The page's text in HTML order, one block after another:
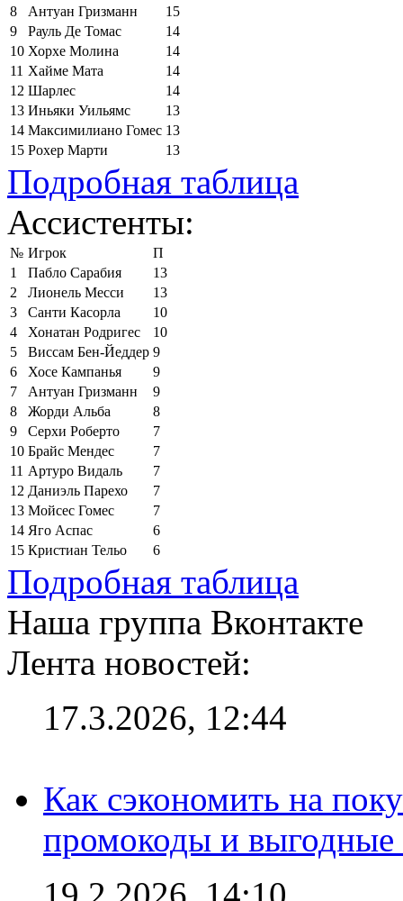
8
Антуан Гризманн
15
9
Рауль Де Томас
14
10 Хорхе Молина
14
11 Хайме Мата
14
12 Шарлес
14
13 Иньяки Уильямс
13
14 Максимилиано Гомес 13
15 Рохер Марти 13
Подробная таблица
Ассистенты:
№ Игрок
П
1
Пабло Сарабия
13
2
Лионель Месси
13
3
Санти Касорла
10
4
Хонатан Родригес
10
5
Виссам Бен-Йеддер 9
6
Хосе Кампанья
9
7
Антуан Гризманн
9
8
Жорди Альба
8
9
Серхи Роберто
7
10 Брайс Мендес
7
11 Артуро Видаль
7
12 Даниэль Парехо
7
13 Мойсес Гомес
7
14 Яго Аспас
6
15 Кристиан Тельо 6
Подробная таблица
Наша группа Вконтакте
Лента новостей:
17.3.2026, 12:44
Как сэкономить на
промокоды и выгодные